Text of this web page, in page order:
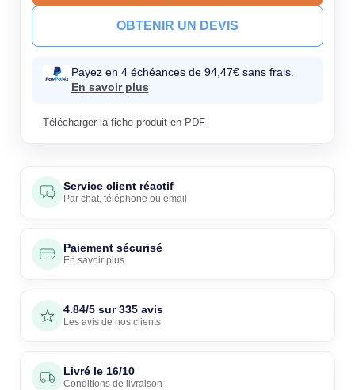
OBTENIR UN DEVIS
Payez en 4 échéances de 94,47€ sans frais.
En savoir plus
Télécharger la fiche produit en PDF
Service client réactif
Par chat, téléphone ou email
Paiement sécurisé
En savoir plus
4.84/5 sur 335 avis
Les avis de nos clients
Livré le 16/10
Conditions de livraison